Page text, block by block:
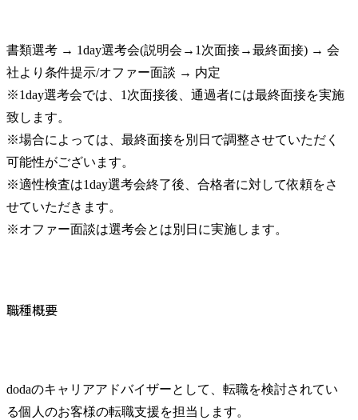
書類選考 → 1day選考会(説明会→1次面接→最終面接) → 会
社より条件提示/オファー面談 → 内定
※1day選考会では、1次面接後、通過者には最終面接を実施
致します。
※場合によっては、最終面接を別日で調整させていただく
可能性がございます。
※適性検査は1day選考会終了後、合格者に対して依頼をさ
せていただきます。
※オファー面談は選考会とは別日に実施します。
職種概要
dodaのキャリアアドバイザーとして、転職を検討されてい
る個人のお客様の転職支援を担当します。